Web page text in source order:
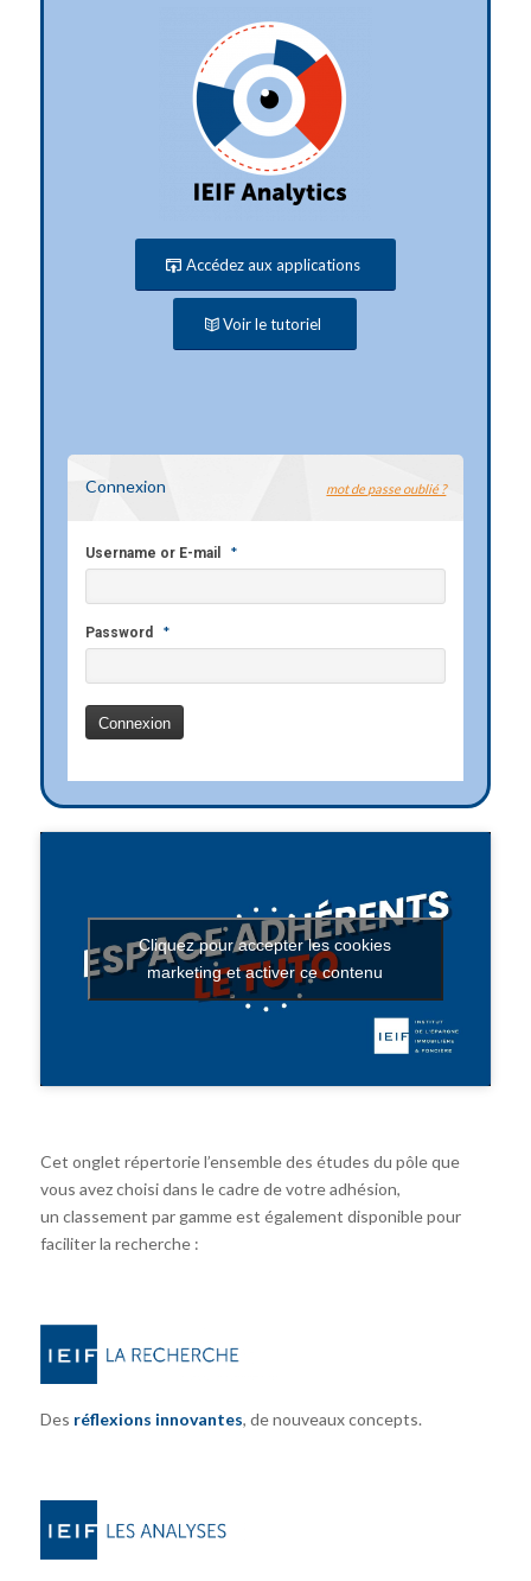
Accédez aux applications
Voir le tutoriel
Connexion mot de passe oublié ?
Username or E-mail *
Password *
Cliquez pour accepter les cookies
marketing et activer ce contenu
Cet onglet répertorie l’ensemble des études du pôle que
vous avez choisi dans le cadre de votre adhésion,
un classement par gamme est également disponible pour
faciliter la recherche :
Des réflexions innovantes, de nouveaux concepts.